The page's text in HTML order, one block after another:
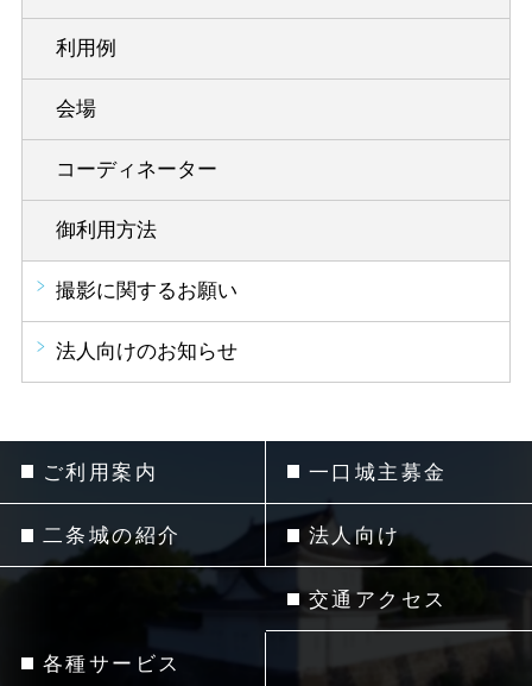
利用例
会場
コーディネーター
御利用方法
撮影に関するお願い
法人向けのお知らせ
ご利用案内
二条城の紹介
各種サービス
一口城主募金
法人向け
交通アクセス